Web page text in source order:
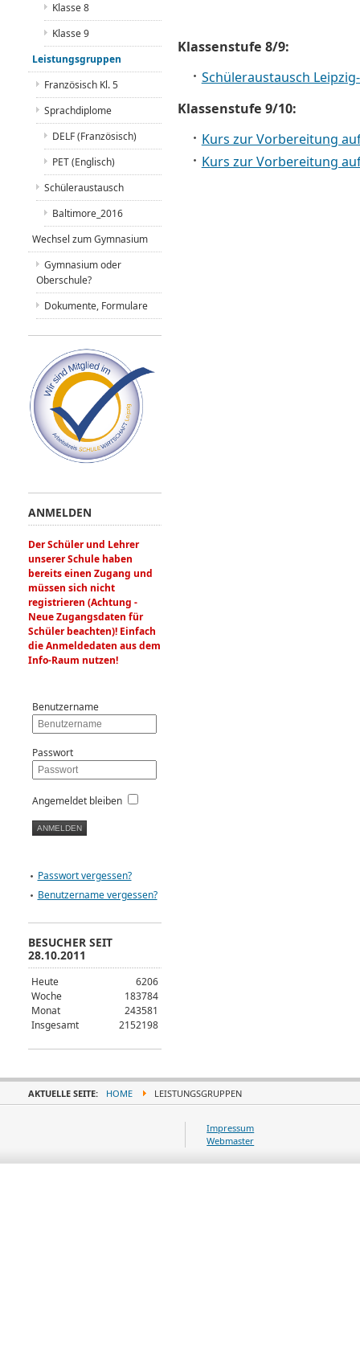
Klassenstufe 8/9:
Schüleraustausch
Klassenstufe 9/10:
Kurs zur Vorbereitung
Kurs zur Vorbereitung
Klasse 8
Klasse 9
Leistungsgruppen
Französisch Kl. 5
Sprachdiplome
DELF (Französisch)
PET (Englisch)
Schüleraustausch
Baltimore_2016
Wechsel zum Gymnasium
Gymnasium oder
Oberschule?
Dokumente, Formulare
ANMELDEN
Der Schüler und Lehrer
unserer Schule haben
bereits einen Zugang und
müssen sich nicht
registrieren (Achtung -
Neue Zugangsdaten für
Schüler beachten)! Einfach
die Anmeldedaten aus dem
Info-Raum nutzen!
Benutzername
Passwort
Angemeldet bleiben
Passwort vergessen?
Benutzername vergessen?
BESUCHER SEIT
28.10.2011
Heute
6206
Woche
183784
Monat
243581
Insgesamt
2152198
AKTUELLE SEITE: HOME LEISTUNGSGRUPPEN
Impressum
Webmaster